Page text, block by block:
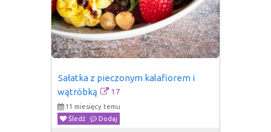
Sałatka z pieczonym kalafiorem i
wątróbką
17
11 miesięcy temu
Śledź
Dodaj